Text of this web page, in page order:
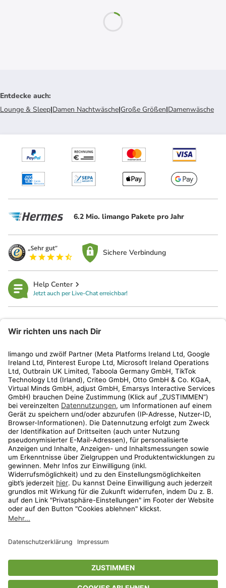
Entdecke auch:
Lounge & Sleep|Damen Nachtwäsche|Große Größen|Damenwäsche
6.2 Mio. limango Pakete pro Jahr
Sichere Verbindung
Help Center
Jetzt auch per Live-Chat erreichbar!
Kundenservice
Shop
Aktionen
Travel
* Streichpreise entsprechen der unverbindlichen Preisempfehlung des
Herstellers. Prozentangaben beziehen sich auf den Streichpreis.